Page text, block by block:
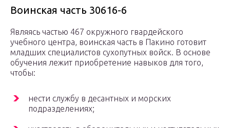
Воинская часть 30616-6
Являясь частью 467 окружного гвардейского
учебного центра, воинская часть в Пакино готовит
младших специалистов сухопутных войск. В основе
обучения лежит приобретение навыков для того,
чтобы:
нести службу в десантных и морских
подразделениях;